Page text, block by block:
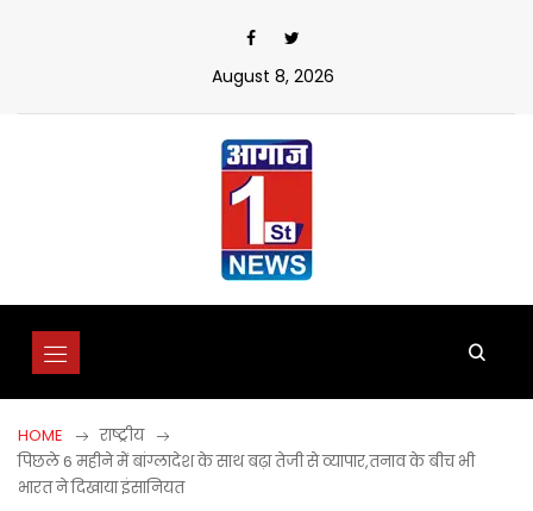
August 8, 2026
HOME
राष्ट्रीय
पिछले 6 महीने में बांग्लादेश के साथ बढ़ा तेजी से व्यापार,तनाव के बीच भी
भारत ने दिखाया इंसानियत